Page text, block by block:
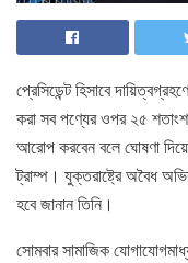
প্রেসিডেন্ট হিসাবে
করা সব পণ্যের ওপর ২৫
আরোপ করবেন বলে ঘোষণা
ট্রাম্প। যুক্তরাষ্ট্রে অবৈধ
হবে জানান তিনি।
সোমবার সামাজিক